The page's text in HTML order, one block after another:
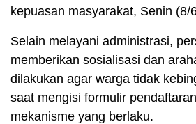
kepuasan masyarakat, Senin (8/
Selain melayani administrasi,
memberikan sosialisasi dan
dilakukan agar warga tidak
saat mengisi formulir
mekanisme yang berlaku.